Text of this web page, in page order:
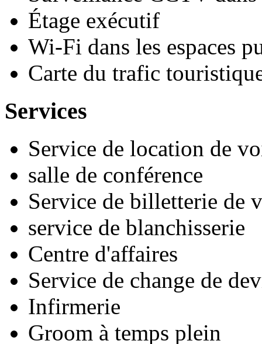
Étage exécutif
Wi-Fi dans les espaces
Carte du trafic
Services
Service de location de
salle de conférence
Service de billetterie de
service de blanchisserie
Centre d'affaires
Service de change de
Infirmerie
Groom à temps plein